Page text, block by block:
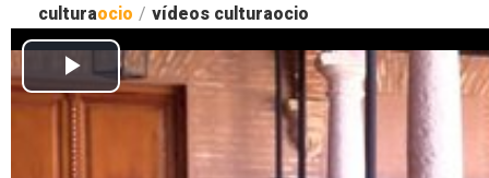
culturaocio / vídeos culturaocio